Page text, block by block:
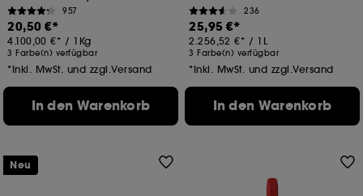
957
20,50 €
4.100,00 € / 1Kg
3 Farbe(n) verfügbar
*Inkl. MwSt. und zzgl.Versand
In den Warenkorb
236
25,95 €
2.256,52 € / 1L
3 Farbe(n) verfügbar
*Inkl. MwSt. und zzgl.Versand
In den Warenkorb
Neu